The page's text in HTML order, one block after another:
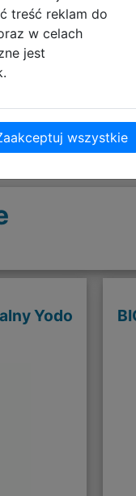
Yodo
treść reklam do
w celach
jest
wszystkie